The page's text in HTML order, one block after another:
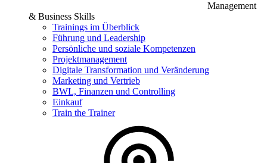
Management
& Business Skills
Trainings im Überblick
Führung und Leadership
Persönliche und soziale Kompetenzen
Projektmanagement
Digitale Transformation und Veränderung
Marketing und Vertrieb
BWL, Finanzen und Controlling
Einkauf
Train the Trainer